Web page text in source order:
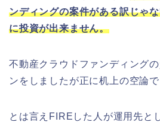
ンディングの案件がある訳じゃ
に投資が出来ません。
不動産クラウドファンディング
ンをしましたが正に机上の空論で
とは言えFIREした人が運用先と